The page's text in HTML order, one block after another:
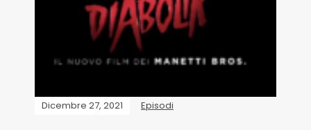
Dicembre 27, 2021 Episodi